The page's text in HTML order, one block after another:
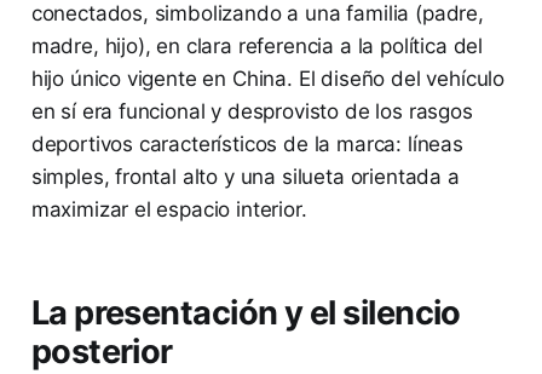
conectados, simbolizando a una familia (padre,
madre, hijo), en clara referencia a la política del
hijo único vigente en China. El diseño del vehículo
en sí era funcional y desprovisto de los rasgos
deportivos característicos de la marca: líneas
simples, frontal alto y una silueta orientada a
maximizar el espacio interior.
La presentación y el silencio
posterior